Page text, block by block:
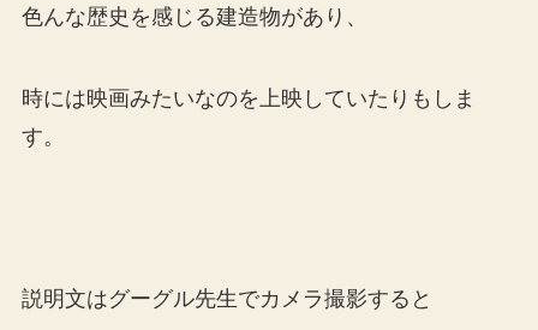
色んな歴史を感じる建造物があり、
時には映画みたいなのを上映していたりもしま
す。
説明文はグーグル先生でカメラ撮影すると